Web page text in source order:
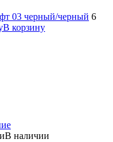
03 черный/черный 6
В корзину
В наличии